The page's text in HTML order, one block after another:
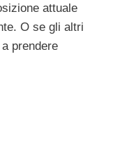
attuale
O se gli altri
prendere